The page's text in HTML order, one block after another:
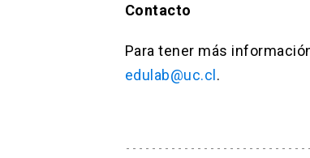
Contacto
Para tener más
edulab@uc.cl .